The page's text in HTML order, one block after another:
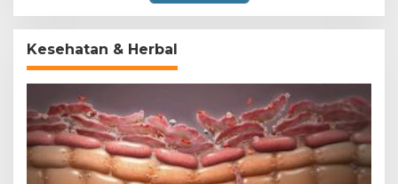
Kesehatan & Herbal